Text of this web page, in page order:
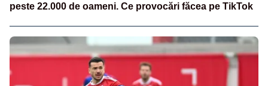
peste 22.000 de oameni. Ce provocări făcea pe TikTok